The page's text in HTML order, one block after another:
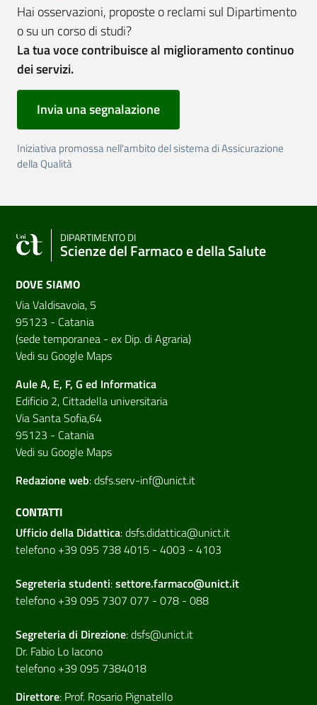
Hai osservazioni, proposte o reclami sul Dipartimento
o su un corso di studi?
La tua voce contribuisce al miglioramento continuo
dei servizi.
Invia una segnalazione
Iniziativa promossa nell'ambito del sistema di Assicurazione
della Qualità
DIPARTIMENTO DI
Scienze del Farmaco e della Salute
DOVE SIAMO
Via Valdisavoia, 5
95123 - Catania
(sede temporanea - ex Dip. di Agraria)
Vedi su Google Maps
Aule A, E, F, G ed Informatica
Edificio 2, Cittadella universitaria
Via Santa Sofia,64
95123 - Catania
Vedi su Google Maps
Redazione web:dsfs.serv-inf@unict.it
CONTATTI
Ufficio della Didattica:dsfs.didattica@unict.it
telefono +39 095 738 4015 - 4003 - 4103
Segreteria studenti:settore.farmaco@unict.it
telefono +39 095 7307 077 - 078 - 088
Segreteria di Direzione:dsfs@unict.it
Dr. Fabio Lo Iacono
telefono +39 095 7384018
Direttore: Prof. Rosario Pignatello